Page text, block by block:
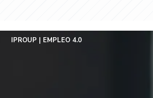
IPROUP EMPLEO 4.0